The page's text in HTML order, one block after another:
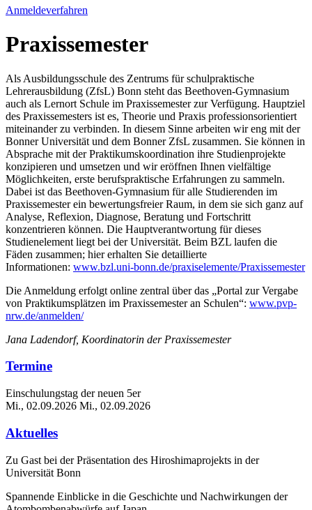
Anmeldeverfahren
Praxissemester
Als Ausbildungsschule des Zentrums für schulpraktische
Lehrerausbildung (ZfsL) Bonn steht das Beethoven-Gymnasium
auch als Lernort Schule im Praxissemester zur Verfügung. Hauptziel
des Praxissemesters ist es, Theorie und Praxis professionsorientiert
miteinander zu verbinden. In diesem Sinne arbeiten wir eng mit der
Bonner Universität und dem Bonner ZfsL zusammen. Sie können in
Absprache mit der Praktikumskoordination ihre Studienprojekte
konzipieren und umsetzen und wir eröffnen Ihnen vielfältige
Möglichkeiten, erste berufspraktische Erfahrungen zu sammeln.
Dabei ist das Beethoven-Gymnasium für alle Studierenden im
Praxissemester ein bewertungsfreier Raum, in dem sie sich ganz auf
Analyse, Reflexion, Diagnose, Beratung und Fortschritt
konzentrieren können. Die Hauptverantwortung für dieses
Studienelement liegt bei der Universität. Beim BZL laufen die
Fäden zusammen; hier erhalten Sie detaillierte
Informationen: www.bzl.uni-bonn.de/praxiselemente/Praxissemester
Die Anmeldung erfolgt online zentral über das „Portal zur Vergabe
von Praktikumsplätzen im Praxissemester an Schulen“: www.pvp-
nrw.de/anmelden/
Jana Ladendorf, Koordinatorin der Praxissemester
Termine
Einschulungstag der neuen 5er
Mi., 02.09.2026 Mi., 02.09.2026
Aktuelles
Zu Gast bei der Präsentation des Hiroshimaprojekts in der
Universität Bonn
Spannende Einblicke in die Geschichte und Nachwirkungen der